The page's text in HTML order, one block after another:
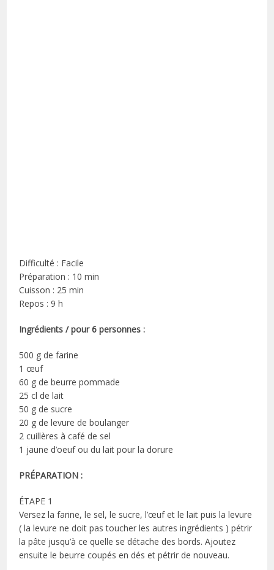
Difficulté : Facile
Préparation : 10 min
Cuisson : 25 min
Repos : 9 h
Ingrédients / pour 6 personnes :
500 g de farine
1 œuf
60 g de beurre pommade
25 cl de lait
50 g de sucre
20 g de levure de boulanger
2 cuillères à café de sel
1 jaune d’oeuf ou du lait pour la dorure
PRÉPARATION :
ÉTAPE 1
Versez la farine, le sel, le sucre, l’œuf et le lait puis la levure
( la levure ne doit pas toucher les autres ingrédients ) pétrir
la pâte jusqu’à ce quelle se détache des bords. Ajoutez
ensuite le beurre coupés en dés et pétrir de nouveau.